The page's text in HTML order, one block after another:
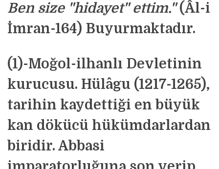
Ben size "hidayet" ettim."(Âl-i
İmran-164) Buyurmaktadır.
(1)-Moğol-ilhanlı Devletinin
kurucusu. Hülâgu (1217-1265),
tarihin kaydettiği en büyük
kan dökücü hükümdarlardan
biridir. Abbasi